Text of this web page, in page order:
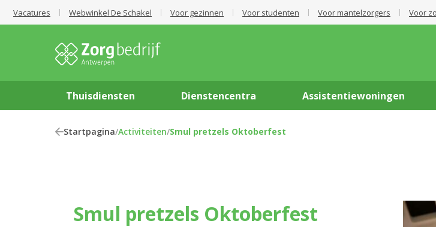
Vacatures Webwinkel De Schakel Voor gezinnen Voor studenten Voor mantelzorgers Voor
Thuisdiensten Dienstencentra Assistentiewoningen
Startpagina/Activiteiten/Smul pretzels Oktoberfest
Smul pretzels Oktoberfest